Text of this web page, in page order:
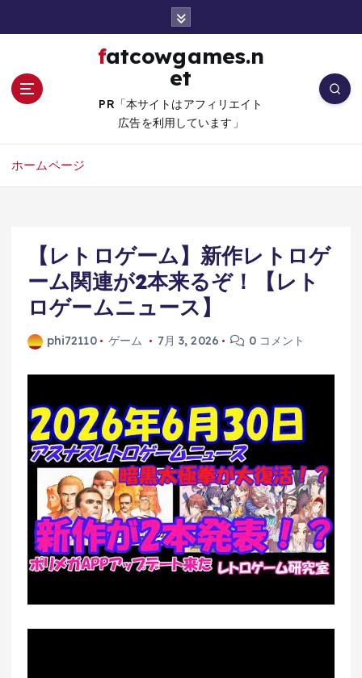
fatcowgames.n
et
PR「本サイトはアフィリエイト
広告を利用しています」
ホームページ
【レトロゲーム】新作レトロゲ
ーム関連が2本来るぞ！【レト
ロゲームニュース】
phi72110 ゲーム 7月 3, 2026 0 コメント